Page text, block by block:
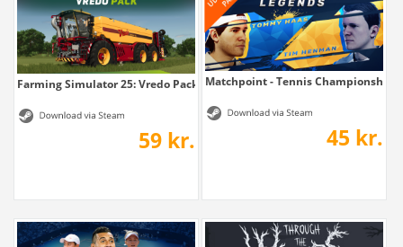
Farming Simulator 25: Vredo Pack
59 kr.
Matchpoint - Tennis Championships
45 kr.